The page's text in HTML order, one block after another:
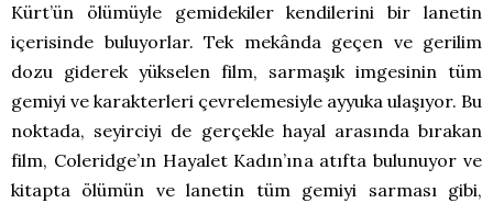
Kürt’ün ölümüyle gemidekiler kendilerini bir lanetin
içerisinde buluyorlar. Tek mekânda geçen ve gerilim
dozu giderek yükselen film, sarmaşık imgesinin tüm
gemiyi ve karakterleri çevrelemesiyle ayyuka ulaşıyor. Bu
noktada, seyirciyi de gerçekle hayal arasında bırakan
film, Coleridge’ın Hayalet Kadın’ına atıfta bulunuyor ve
kitapta ölümün ve lanetin tüm gemiyi sarması gibi,